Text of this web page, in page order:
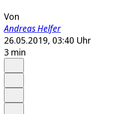
Von
Andreas Helfer
26.05.2019, 03:40 Uhr
3 min